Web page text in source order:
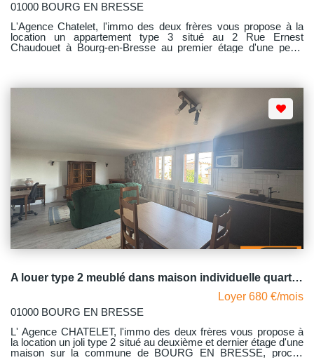
01000 BOURG EN BRESSE
L'Agence Chatelet, l'immo des deux frères vous propose à la
location un appartement type 3 situé au 2 Rue Ernest
Chaudouet à Bourg-en-Bresse au premier étage d'une petite
trouverez ensuite une chambre avec son placard mural puis un
séjour ouvert sur la cuisine qui est aménagée et équipée
Chauffage individuel électrique, eau chaude produite par un
cumulus. En dépendance vous trouverez une vaste cave dans
laquelle vous pourrez entreposer vos vélos. Une visite virtuelle
est disponible : https://tour.previsite.com/5DEC5E6C-2D7C-
E898-25BE-BC680FC79EBC Libre de suite !
A louer type 2 meublé dans maison individuelle quartier calme proche commerces BOURG EN BRESSE
Loyer 680 €/mois
01000 BOURG EN BRESSE
L' Agence CHATELET, l'immo des deux frères vous propose à
la location un joli type 2 situé au deuxième et dernier étage d'une
maison sur la commune de BOURG EN BRESSE, proche